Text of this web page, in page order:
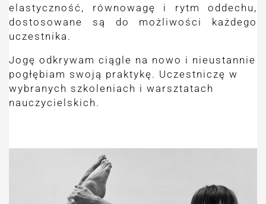
elastyczność, równowagę i rytm oddechu,
dostosowane są do możliwości każdego
uczestnika.
Jogę odkrywam ciągle na nowo i nieustannie
pogłębiam swoją praktykę. Uczestniczę w
wybranych szkoleniach i warsztatach
nauczycielskich.